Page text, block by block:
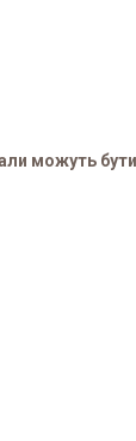
можуть бути